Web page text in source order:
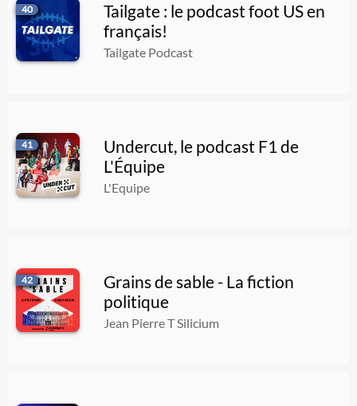
40
Tailgate : le podcast foot US en
français!
Tailgate Podcast
41
Undercut, le podcast F1 de
L'Équipe
L'Equipe
42
Grains de sable - La fiction
politique
Jean Pierre T Silicium